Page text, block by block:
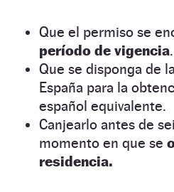
Que el permiso se
período de vigencia.
Que se disponga de la
España para la
español equivalente.
Canjearlo antes de
momento en que se
residencia.